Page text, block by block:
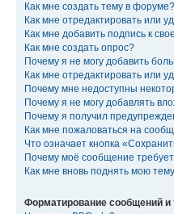
Как мне создать тему в форуме?
Как мне отредактировать или
Как мне добавить подпись к
Как мне создать опрос?
Почему я не могу добавить
Как мне отредактировать или
Почему мне недоступны
Почему я не могу добавлять
Почему я получил
Как мне пожаловаться на
Что означает кнопка
Почему моё сообщение
Как мне вновь поднять мою
Форматирование сообщений